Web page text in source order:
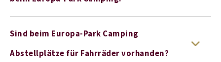
Sind beim Europa-Park Camping
Abstellplätze für Fahrräder vorhanden?